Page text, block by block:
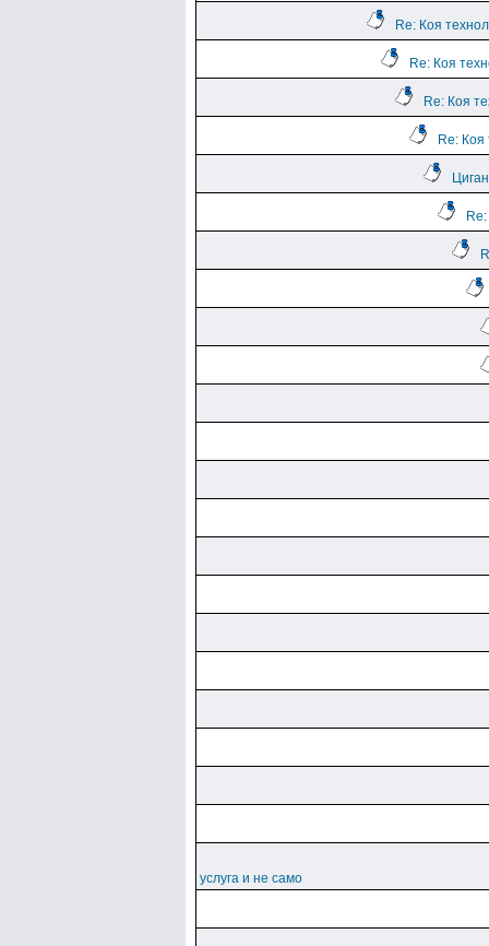
Re: Коя
Re: Коя
Re: Коя
Re: Коя
услуга и не само